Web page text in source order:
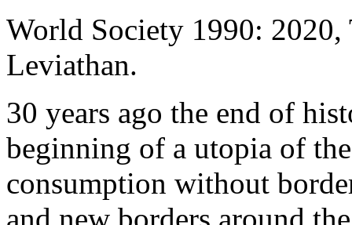
World Society 1990: 2020,
Leviathan.
30 years ago the end of
beginning of a utopia of
consumption without